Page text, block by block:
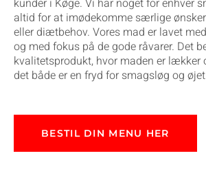
kunder i Køge. Vi har noget for enhver
altid for at imødekomme særlige
eller diætbehov. Vores mad er lavet
og med fokus på de gode råvarer. Det
kvalitetsprodukt, hvor maden er lækker
det både er en fryd for smagsløg og
BESTIL DIN MENU HER